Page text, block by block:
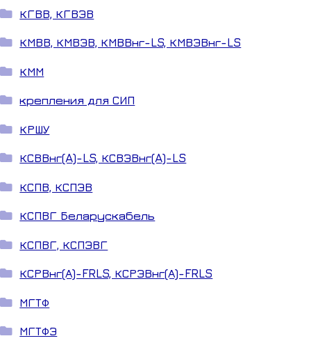
КГВВ, КГВЭВ
КМВВ, КМВЭВ, КМВВнг-LS, КМВЭВнг-LS
КММ
крепления для СИП
КРШУ
КСВВнг(A)-LS, КСВЭВнг(A)-LS
КСПВ, КСПЭВ
КСПВГ Беларускабель
КСПВГ, КСПЭВГ
КСРВнг(А)-FRLS, КСРЭВнг(А)-FRLS
МГТФ
МГТФЭ